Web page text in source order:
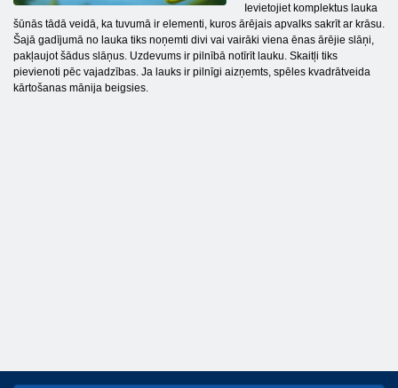
Ievietojiet komplektus lauka
šūnās tādā veidā, ka tuvumā ir elementi, kuros ārējais apvalks sakrīt ar krāsu.
Šajā gadījumā no lauka tiks noņemti divi vai vairāki viena ēnas ārējie slāņi,
pakļaujot šādus slāņus. Uzdevums ir pilnībā notīrīt lauku. Skaitļi tiks
pievienoti pēc vajadzības. Ja lauks ir pilnīgi aizņemts, spēles kvadrātveida
kārtošanas mānija beigsies.